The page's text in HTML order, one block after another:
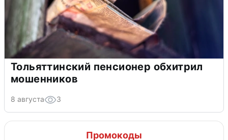
Тольяттинский пенсионер обхитрил
мошенников
8 августа 3
Промокоды